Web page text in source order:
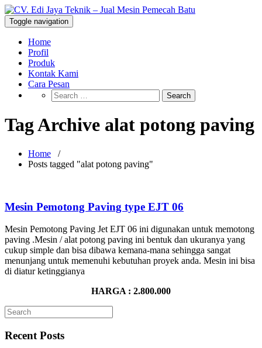
Skip
to
content
CV. Edi Jaya Teknik – Jual Mesin
Pemecah Batu
Mesin Pemecah Batu Murah Berkualitas!
Toggle navigation
Home
Profil
Produk
Kontak Kami
Cara Pesan
Tag Archive alat potong paving
Home /
Posts tagged "alat potong paving"
Mesin Pemotong Paving type EJT 06
Mesin Pemotong Paving Jet EJT 06 ini digunakan untuk memotong
paving .Mesin / alat potong paving ini bentuk dan ukuranya yang
cukup simple dan bisa dibawa kemana-mana sehingga sangat
menunjang untuk memenuhi kebutuhan proyek anda. Mesin ini bisa
di diatur ketinggianya
HARGA : 2.800.000
Recent Posts